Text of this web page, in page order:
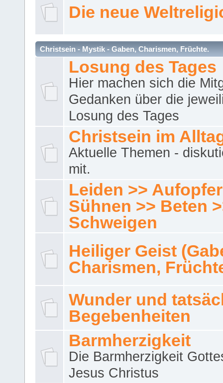
Die neue
Christsein - Mystik - Gaben, Charismen, Früchte.
Losung des Tages
Hier machen sich die
Gedanken über die
Losung des Tages
Christsein im
Aktuelle Themen -
mit.
Leiden >>
Sühnen >> Beten
Schweigen
Heiliger Geist
Charismen,
Wunder und
Begebenheiten
Barmherzigkeit
Die Barmherzigkeit
Jesus Christus